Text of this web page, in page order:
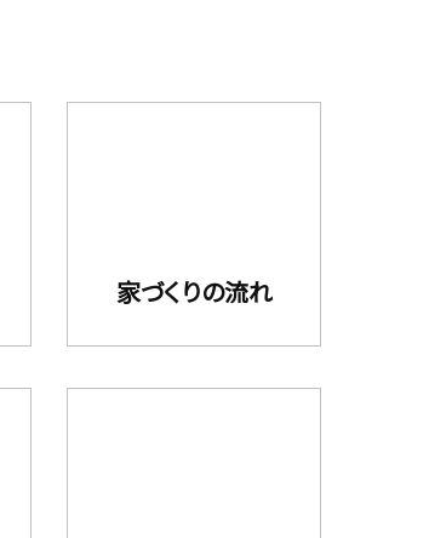
家づくりの流れ